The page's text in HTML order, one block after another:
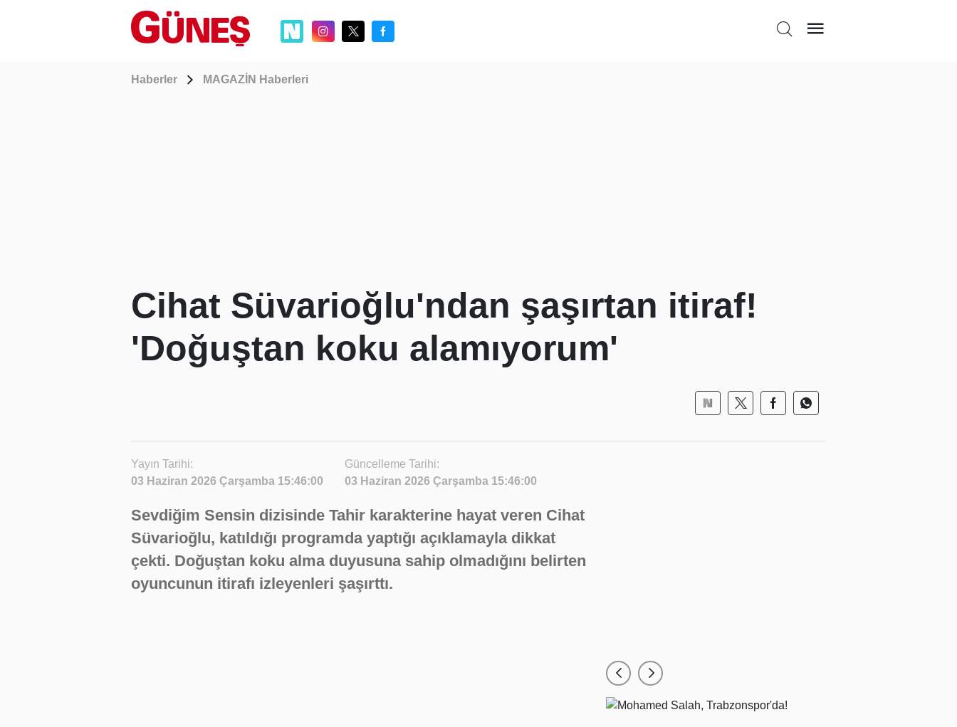
Haberler MAGAZİN Haberleri
Cihat Süvarioğlu'ndan şaşırtan itiraf!
'Doğuştan koku alamıyorum'
Yayın Tarihi:
03 Haziran 2026 Çarşamba 15:46:00
Güncelleme Tarihi:
03 Haziran 2026 Çarşamba 15:46:00
Sevdiğim Sensin dizisinde Tahir karakterine hayat veren Cihat
Süvarioğlu, katıldığı programda yaptığı açıklamayla dikkat
çekti. Doğuştan koku alma duyusuna sahip olmadığını belirten
oyuncunun itirafı izleyenleri şaşırttı.